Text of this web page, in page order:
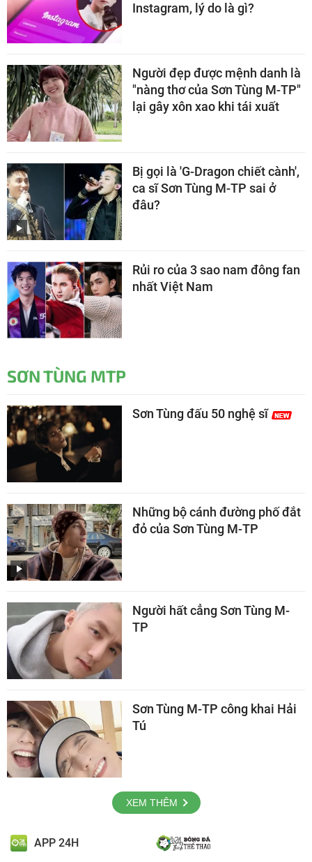
Instagram, lý do là gì?
Người đẹp được mệnh danh là
"nàng thơ của Sơn Tùng M-TP"
lại gây xôn xao khi tái xuất
Bị gọi là 'G-Dragon chiết cành',
ca sĩ Sơn Tùng M-TP sai ở
đâu?
Rủi ro của 3 sao nam đông fan
nhất Việt Nam
SƠN TÙNG MTP
Sơn Tùng đấu 50 nghệ sĩ
Những bộ cánh đường phố đắt
đỏ của Sơn Tùng M-TP
Người hất cẳng Sơn Tùng M-
TP
Sơn Tùng M-TP công khai Hải
Tú
XEM THÊM
APP 24H